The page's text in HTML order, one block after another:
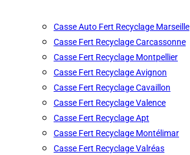
Casse Auto Fert Recyclage Marseille
Casse Fert Recyclage Carcassonne
Casse Fert Recyclage Montpellier
Casse Fert Recyclage Avignon
Casse Fert Recyclage Cavaillon
Casse Fert Recyclage Valence
Casse Fert Recyclage Apt
Casse Fert Recyclage Montélimar
Casse Fert Recyclage Valréas